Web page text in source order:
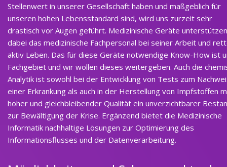
Stellenwert in unserer Gesellschaft haben und maßgeblich für
unseren hohen Lebensstandard sind, wird uns zurzeit sehr
drastisch vor Augen geführt. Medizinische Geräte unterstützen
dabei das medizinische Fachpersonal bei seiner Arbeit und
aktiv Leben. Das für diese Geräte notwendige Know-How ist
Fachgebiet und wir wollen dieses weitergeben. Auch die
Analytik ist sowohl bei der Entwicklung von Tests zum
einer Erkrankung als auch in der Herstellung von Impfstoffen
hoher und gleichbleibender Qualität ein unverzichtbarer
zur Bewältigung der Krise. Ergänzend bietet die Medizinische
Informatik nachhaltige Lösungen zur Optimierung des
Informationsflusses und der Datenverarbeitung.